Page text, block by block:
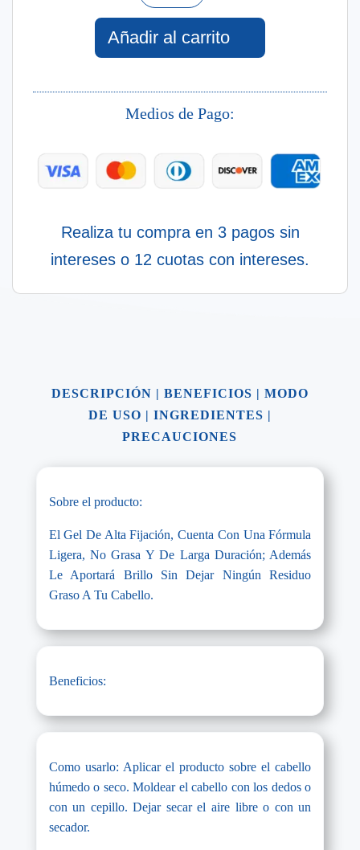
Frecuente
200
Añadir al carrito
Medios de Pago:
Realiza tu compra en 3 pagos sin
intereses o 12 cuotas con intereses.
DESCRIPCIÓN | BENEFICIOS | MODO
DE USO | INGREDIENTES |
PRECAUCIONES
Sobre el producto:
El Gel De Alta Fijación, Cuenta Con Una Fórmula
Ligera, No Grasa Y De Larga Duración; Además
Le Aportará Brillo Sin Dejar Ningún Residuo
Graso A Tu Cabello.
Beneficios:
Como usarlo: Aplicar el producto sobre el cabello
húmedo o seco. Moldear el cabello con los dedos o
con un cepillo. Dejar secar el aire libre o con un
secador.